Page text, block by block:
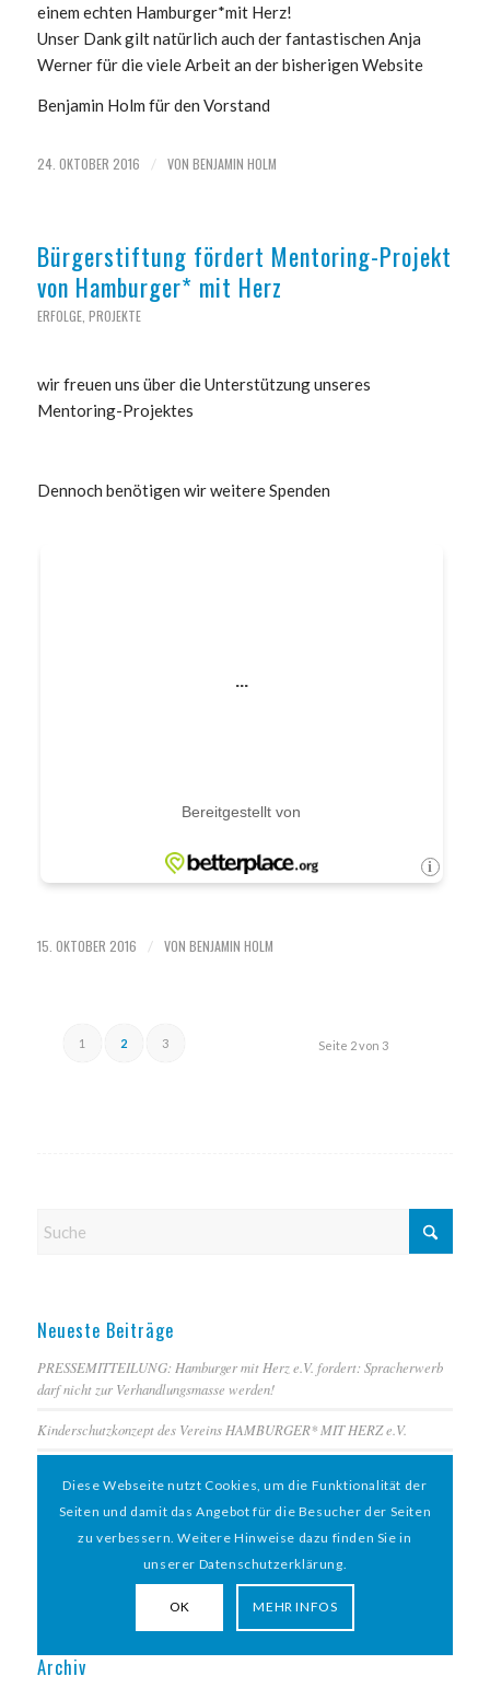
einem echten Hamburger*mit Herz!
Unser Dank gilt natürlich auch der fantastischen Anja
Werner für die viele Arbeit an der bisherigen Website
Benjamin Holm für den Vorstand
24. OKTOBER 2016 / VON BENJAMIN HOLM
Bürgerstiftung fördert Mentoring-Projekt
von Hamburger* mit Herz
ERFOLGE, PROJEKTE
wir freuen uns über die Unterstützung unseres
Mentoring-Projektes
Dennoch benötigen wir weitere Spenden
15. OKTOBER 2016 / VON BENJAMIN HOLM
Seite 2 von 3
1 2 3
Neueste Beiträge
PRESSEMITTEILUNG: Hamburger mit Herz e.V. fordert: Spracherwerb
darf nicht zur Verhandlungsmasse werden!
Kinderschutzkonzept des Vereins HAMBURGER* MIT HERZ e.V.
gesucht!
Inspirierende Reisen: Flüchtlingsgeschichten Blog-Beitrag 1
Inspirierende Reisen: Flüchtlingsgeschichten Blog-Beitrag 1
Archiv
Diese Webseite nutzt Cookies, um die Funktionalität der
Seiten und damit das Angebot für die Besucher der Seiten
zu verbessern. Weitere Hinweise dazu finden Sie in
unserer Datenschutzerklärung.
OK MEHR INFOS